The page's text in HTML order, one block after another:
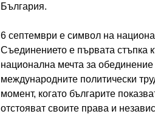
България.
6 септември е символ на
Съединението е първата стъпка
национална мечта за
международните политически
момент, когато българите
отстояват своите права и